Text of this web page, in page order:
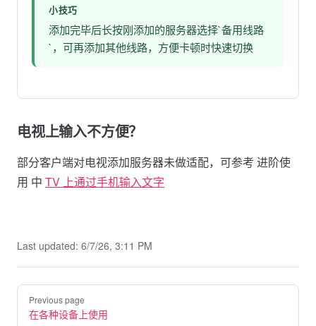
小技巧
添加完毕后长按刚添加的服务器选择`备用线路
`，可再添加其他线路，方便卡顿时快速切换
电视上输入不方便？
部分客户端对电视添加服务器未做适配，可参考 进阶使
用 中 TV 上通过手机输入文字
Last updated: 6/7/26, 3:11 PM
PagerPrevious page
在各种设备上使用